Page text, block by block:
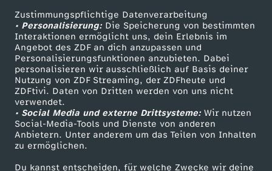
Zustimmungspflichtige Datenverarbeitung
• Personalisierung:Die Speicherung von bestimmten
Interaktionen ermöglicht uns, dein Erlebnis im
Angebot des ZDF an dich anzupassen und
Personalisierungsfunktionen anzubieten. Dabei
personalisieren wir ausschließlich auf Basis deiner
Nutzung von ZDF Streaming, der ZDFheute und
ZDFtivi. Daten von Dritten werden von uns nicht
verwendet.
• Social Media und externe Drittsysteme:Wir nutzen
Social-Media-Tools und Dienste von anderen
Anbietern. Unter anderem um das Teilen von Inhalten
zu ermöglichen.
Du kannst entscheiden, für welche Zwecke wir deine
Livestreams
Sendungen A-Z
TV-Programm
Zuschauerservice
Hilfe
ZDF Unternehmen
Karriere